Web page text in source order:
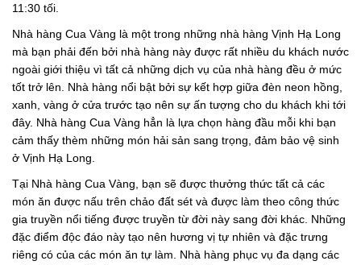
11:30 tối.
Nhà hàng Cua Vàng là một trong những nhà hàng Vịnh Hạ Long
mà bạn phải đến bởi nhà hàng này được rất nhiều du khách nước
ngoài giới thiệu vì tất cả những dịch vụ của nhà hàng đều ở mức
tốt trở lên. Nhà hàng nổi bật bởi sự kết hợp giữa đèn neon hồng,
xanh, vàng ở cửa trước tạo nên sự ấn tượng cho du khách khi tới
đây. Nhà hàng Cua Vàng hẳn là lựa chọn hàng đầu mỗi khi bạn
cảm thấy thèm những món hải sản sang trọng, đảm bảo vệ sinh
ở Vịnh Hạ Long.
Tại Nhà hàng Cua Vàng, bạn sẽ được thưởng thức tất cả các
món ăn được nấu trên chảo đất sét và được làm theo công thức
gia truyền nổi tiếng được truyền từ đời này sang đời khác. Những
đặc điểm độc đáo này tạo nên hương vị tự nhiên và đặc trưng
riêng có của các món ăn tự làm. Nhà hàng phục vụ đa dạng các